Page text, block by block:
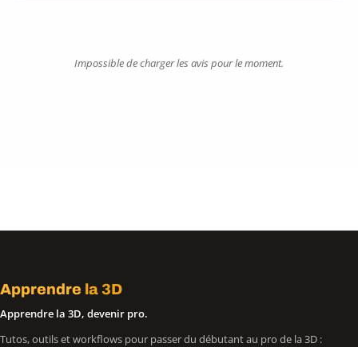
Impossible de charger les avis pour le moment.
Apprendre la 3D
Apprendre la 3D, devenir pro.
Tutos, outils et workflows pour passer du débutant au pro de la 3D :